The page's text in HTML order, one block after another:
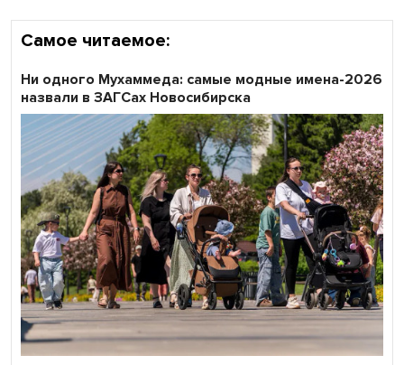
Самое читаемое:
Ни одного Мухаммеда: самые модные имена-2026
назвали в ЗАГСах Новосибирска